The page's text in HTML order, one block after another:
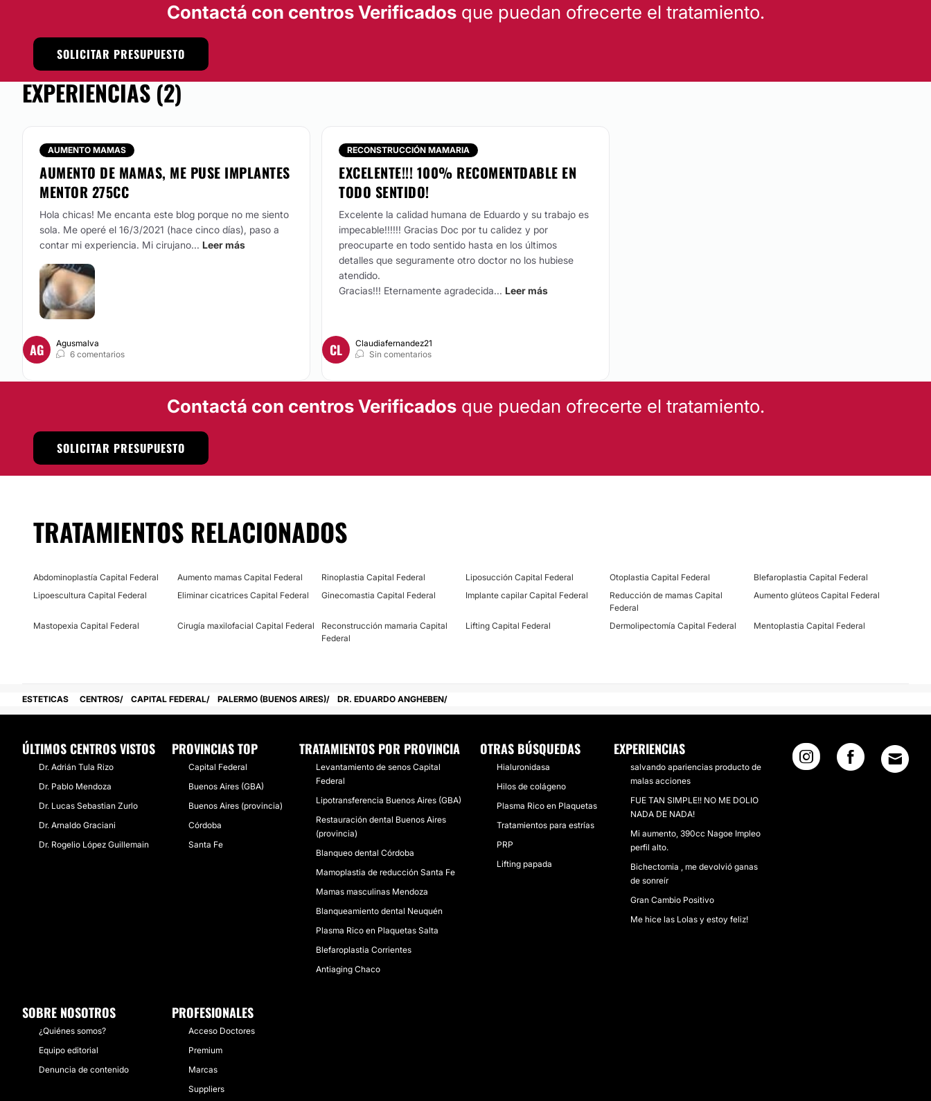
Contactá con centros Verificadosque puedan ofrecerte el tratamiento.
SOLICITAR PRESUPUESTO
EXPERIENCIAS (2)
AUMENTO MAMAS
AUMENTO DE MAMAS, ME PUSE IMPLANTES
MENTOR 275CC
Hola chicas! Me encanta este blog porque no me siento
sola. Me operé el 16/3/2021 (hace cinco días), paso a
contar mi experiencia. Mi cirujano... Leer más
AG
Agusmalva
6 comentarios
RECONSTRUCCIÓN MAMARIA
EXCELENTE!!! 100% RECOMENTDABLE EN
TODO SENTIDO!
Excelente la calidad humana de Eduardo y su trabajo es
impecable!!!!!! Gracias Doc por tu calidez y por
preocuparte en todo sentido hasta en los últimos
detalles que seguramente otro doctor no los hubiese
atendido.
Gracias!!! Eternamente agradecida... Leer más
CL
Claudiafernandez21
Sin comentarios
Contactá con centros Verificadosque puedan ofrecerte el tratamiento.
SOLICITAR PRESUPUESTO
TRATAMIENTOS RELACIONADOS
Abdominoplastía Capital Federal Aumento mamas Capital Federal Rinoplastia Capital Federal Liposucción Capital Federal Otoplastia Capital Federal
Blefaroplastia Capital Federal
Lipoescultura Capital Federal
Eliminar cicatrices Capital Federal Ginecomastia Capital Federal Implante capilar Capital Federal
Reducción de mamas Capital
Federal
Aumento glúteos Capital Federal
Mastopexia Capital Federal Cirugía maxilofacial Capital Federal
Reconstrucción mamaria Capital
Federal
Lifting Capital Federal Dermolipectomía Capital Federal Mentoplastia Capital Federal
ESTETICAS CENTROS CAPITAL FEDERAL PALERMO (BUENOS AIRES) DR. EDUARDO ANGHEBEN
ÚLTIMOS CENTROS VISTOS
Dr. Adrián Tula Rizo
Dr. Pablo Mendoza
Dr. Lucas Sebastian Zurlo
Dr. Arnaldo Graciani
Dr. Rogelio López Guillemain
PROVINCIAS TOP
Capital Federal
Buenos Aires (GBA)
Buenos Aires (provincia)
Córdoba
Santa Fe
TRATAMIENTOS POR PROVINCIA
Levantamiento de senos Capital
Federal
Lipotransferencia Buenos Aires (GBA)
Restauración dental Buenos Aires
(provincia)
Blanqueo dental Córdoba
Mamoplastia de reducción Santa Fe
Mamas masculinas Mendoza
Blanqueamiento dental Neuquén
Plasma Rico en Plaquetas Salta
Blefaroplastia Corrientes
Antiaging Chaco
OTRAS BÚSQUEDAS
Hialuronidasa
Hilos de colágeno
Plasma Rico en Plaquetas
Tratamientos para estrías
PRP
Lifting papada
EXPERIENCIAS
salvando apariencias producto de
malas acciones
FUE TAN SIMPLE!! NO ME DOLIO
NADA DE NADA!
Mi aumento, 390cc Nagoe Impleo
perfil alto.
Bichectomia , me devolvió ganas
de sonreír
Gran Cambio Positivo
Me hice las Lolas y estoy feliz!
SOBRE NOSOTROS
¿Quiénes somos?
Equipo editorial
Denuncia de contenido
PROFESIONALES
Acceso Doctores
Premium
Marcas
Suppliers